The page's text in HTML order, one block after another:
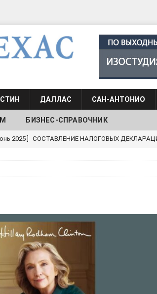
ДАЛЛАС САН-АНТОНИО
БИЗНЕС-СПРАВОЧНИК
2025 ] СОСТАВЛЕНИЕ НАЛОГОВЫХ
И ДЕТСКИЕ САДЫ
Школа русского языка при
2026 ] Sophia Dance ТАНЦЕВАЛЬНЫЕ
2025 ] Alliance Fencing Academy